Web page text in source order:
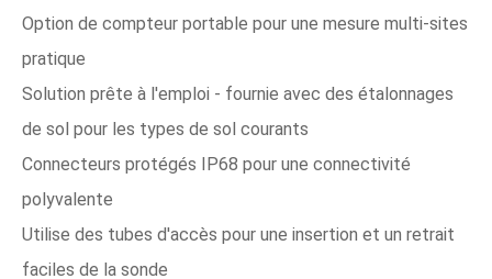
Option de compteur portable pour une mesure multi-sites
pratique
Solution prête à l'emploi - fournie avec des étalonnages
de sol pour les types de sol courants
Connecteurs protégés IP68 pour une connectivité
polyvalente
Utilise des tubes d'accès pour une insertion et un retrait
faciles de la sonde